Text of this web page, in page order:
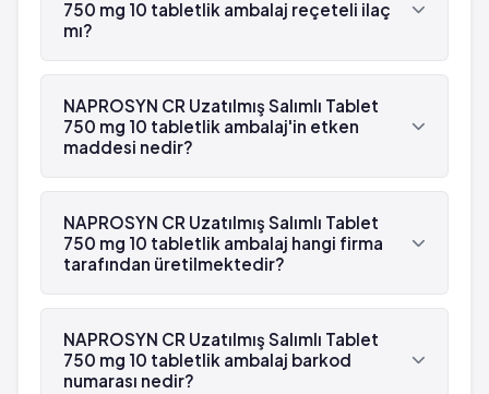
Ödem
Sanrı
Dikkat bozukluğu
Susuzluk hissinde artış
Midede ülser
Rehavet hali
Ciltte lekelenme
Böbrek rahatsızlıkları
Kaşıntı
Kusma
Karın ağrısı
Deri döküntüsü
Çarpıntı
Görmede bozukluk
Ödem
Nefes darlığı
Sanrı
Dikkat bozukluğu
Midede ülser
Rehavet hali
750 mg 10 tabletlik ambalaj reçeteli ilaç
mı?
Evet, NAPROSYN CR Uzatılmış Salımlı Tablet 750
mg 10 tabletlik ambalaj beyaz reçetelidir.
NAPROSYN CR Uzatılmış Salımlı Tablet
750 mg 10 tabletlik ambalaj'in etken
maddesi nedir?
NAPROSYN CR Uzatılmış Salımlı Tablet 750 mg 10
tabletlik ambalaj'in etken maddesi Naproksen
'dür.
NAPROSYN CR Uzatılmış Salımlı Tablet
750 mg 10 tabletlik ambalaj hangi firma
tarafından üretilmektedir?
NAPROSYN CR Uzatılmış Salımlı Tablet 750 mg 10
tabletlik ambalaj , Abdi İbrahim tarafından
üretilmektedir.
NAPROSYN CR Uzatılmış Salımlı Tablet
750 mg 10 tabletlik ambalaj barkod
numarası nedir?